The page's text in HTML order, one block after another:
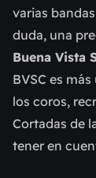
varias
duda, una
Buena Vista
BVSC es
los coros,
Cortadas de
tener en